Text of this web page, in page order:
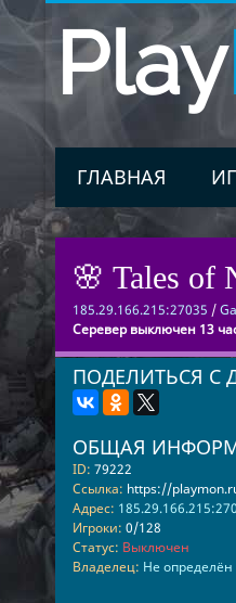
Play
ГЛАВНАЯ
🌸 Tales of
185.29.166.215:27035 /
Серевер выключен 13
ПОДЕЛИТЬСЯ С
ОБЩАЯ
ID: 79222
Ссылка: https://
Адрес:
Игроки: 0/128
Статус: Выключен
Владелец: Не определён